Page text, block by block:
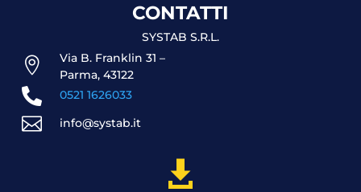
CONTATTI
SYSTAB S.R.L.

Via B. Franklin 31 –
Parma, 43122
 0521 1626033
 info@systab.it
